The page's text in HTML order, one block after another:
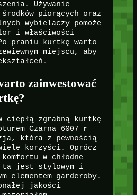
Używanie
piorących oraz
wybielaczy pomoże
i właściwości
praniu kurtkę warto
miejscu, aby
zainwestować
ciepłą zgrabną kurtkę
Czarna 6007 r
która z pewnością
korzyści. Oprócz
w chłodne
jest stylowym i
elementem garderoby.
jakości